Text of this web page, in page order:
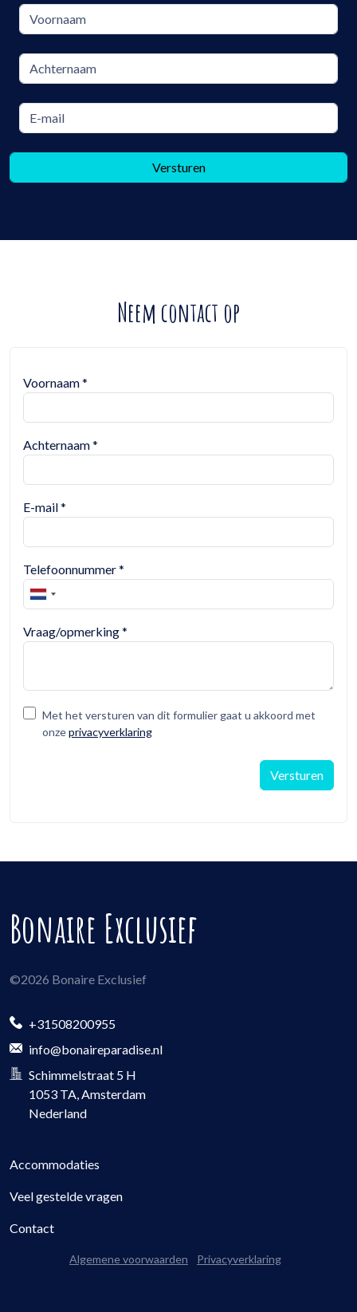
Versturen
Neem contact op
Voornaam*
Achternaam*
E-mail*
Telefoonnummer*
Vraag/opmerking*
Met het versturen van dit formulier gaat u akkoord met
onzeprivacyverklaring
Versturen
Bonaire Exclusief
©2026 Bonaire Exclusief
+31508200955
info@bonaireparadise.nl
Schimmelstraat 5 H
1053 TA, Amsterdam
Nederland
Accommodaties
Veel gestelde vragen
Contact
Algemene voorwaarden Privacyverklaring